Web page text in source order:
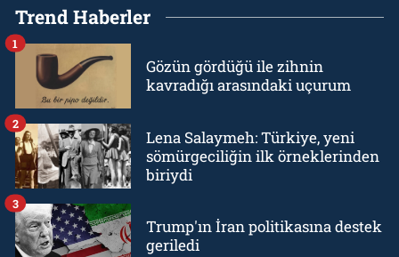
Trend Haberler
Gözün gördüğü ile zihnin
kavradığı arasındaki uçurum
1
Lena Salaymeh: Türkiye, yeni
sömürgeciliğin ilk örneklerinden
biriydi
2
Trump'ın İran politikasına destek
geriledi
3